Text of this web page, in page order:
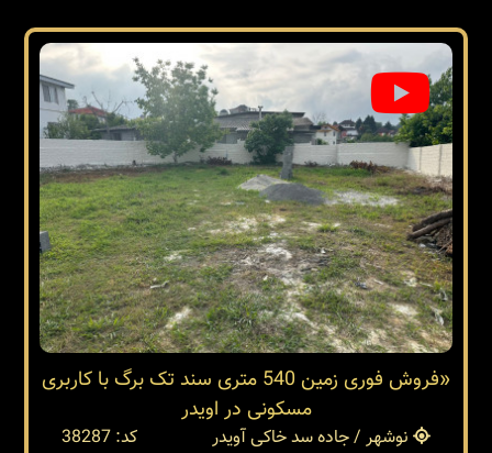
«فروش فوری زمین 540 متری سند تک برگ با کاربری
مسکونی در اویدر
نوشهر / جاده سد خاکی آویدر
کد: 38287